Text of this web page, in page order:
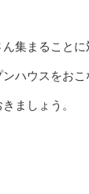
集まること
ハウスをお
ましょう。